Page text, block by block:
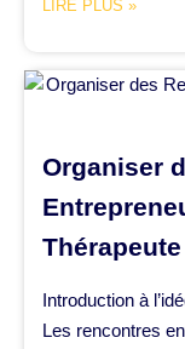
LIRE PLUS »
Organiser
Thérapeute
Introduction à
Les rencontres